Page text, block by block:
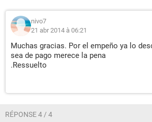
nivo7
21 abr 2014 à 06:21
Muchas gracias. Por el empeño ya lo
sea de pago merece la pena
.Ressuelto
RÉPONSE 4 / 4